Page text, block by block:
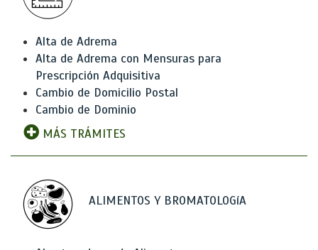
Alta de Adrema
Alta de Adrema con Mensuras para
Prescripción Adquisitiva
Cambio de Domicilio Postal
Cambio de Dominio
MÁS TRÁMITES
ALIMENTOS Y BROMATOLOGíA